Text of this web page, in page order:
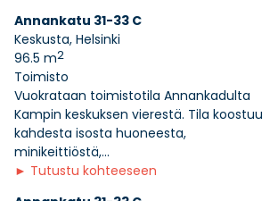
Annankatu 31-33 C
Keskusta, Helsinki
96.5 m2
Toimisto
Vuokrataan toimistotila Annankadulta
Kampin keskuksen vierestä. Tila koostuu
kahdesta isosta huoneesta,
minikeittiöstä,...
► Tutustu kohteeseen